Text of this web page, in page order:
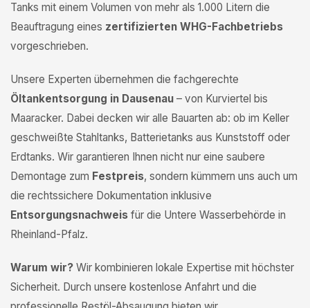
Tanks mit einem Volumen von mehr als 1.000 Litern die
Beauftragung eines zertifizierten WHG-Fachbetriebs
vorgeschrieben.
Unsere Experten übernehmen die fachgerechte
Öltankentsorgung in Dausenau – von Kurviertel bis
Maaracker. Dabei decken wir alle Bauarten ab: ob im Keller
geschweißte Stahltanks, Batterietanks aus Kunststoff oder
Erdtanks. Wir garantieren Ihnen nicht nur eine saubere
Demontage zum Festpreis, sondern kümmern uns auch um
die rechtssichere Dokumentation inklusive
Entsorgungsnachweis für die Untere Wasserbehörde in
Rheinland-Pfalz.
Warum wir? Wir kombinieren lokale Expertise mit höchster
Sicherheit. Durch unsere kostenlose Anfahrt und die